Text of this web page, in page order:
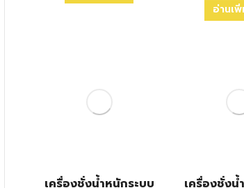
อ่านเ
เครื่องชั่งน้ำหนักระบบ
เครื่องชั่งน้